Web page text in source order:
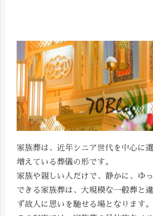
家族葬は、近年シニア世代を中心に
増えている葬儀の形です。
家族や親しい人だけで、静かに、ゆ
できる家族葬は、大規模な一般葬と
ず故人に思いを馳せる場となります。